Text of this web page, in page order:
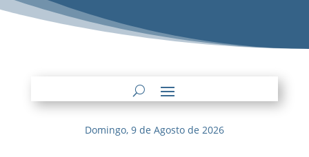
Domingo, 9 de Agosto de 2026